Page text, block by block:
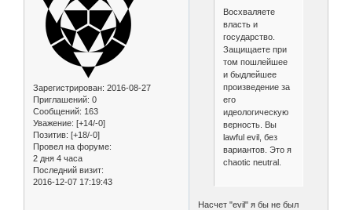
Зарегистрирован: 2016-08-27
Приглашений: 0
Сообщений: 163
Уважение: [+14/-0]
Позитив: [+18/-0]
Провел на форуме:
2 дня 4 часа
Последний визит:
2016-12-07 17:19:43
Восхваляете
власть и
государство.
Защищаете при
том пошлейшее
и быдлейшее
произведение за
его
идеологическую
верность. Вы
lawful evil, без
вариантов. Это я
chaotic neutral.
Насчет "evil" я бы не был